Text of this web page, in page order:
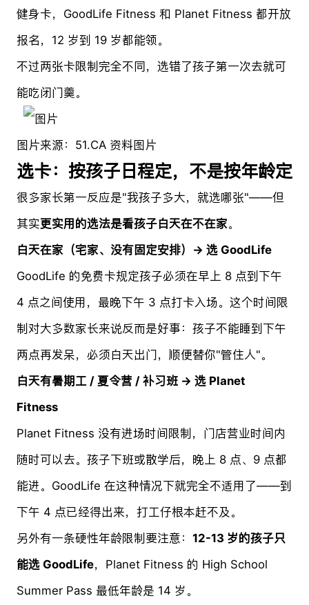
健身卡，GoodLife Fitness 和 Planet Fitness 都开放
报名，12 岁到 19 岁都能领。
不过两张卡限制完全不同，选错了孩子第一次去就可
能吃闭门羹。
图片来源：51.CA 资料图片
选卡：按孩子日程定，不是按年龄定
很多家长第一反应是"我孩子多大，就选哪张"——但
其实更实用的选法是看孩子白天在不在家。
白天在家（宅家、没有固定安排）→ 选 GoodLife
GoodLife 的免费卡规定孩子必须在早上 8 点到下午
4 点之间使用，最晚下午 3 点打卡入场。这个时间限
制对大多数家长来说反而是好事：孩子不能睡到下午
两点再发呆，必须白天出门，顺便替你"管住人"。
白天有暑期工 / 夏令营 / 补习班 → 选 Planet
Fitness
Planet Fitness 没有进场时间限制，门店营业时间内
随时可以去。孩子下班或散学后，晚上 8 点、9 点都
能进。GoodLife 在这种情况下就完全不适用了——到
下午 4 点已经得出来，打工仔根本赶不及。
另外有一条硬性年龄限制要注意： 12-13 岁的孩子只
能选 GoodLife，Planet Fitness 的 High School
Summer Pass 最低年龄是 14 岁。